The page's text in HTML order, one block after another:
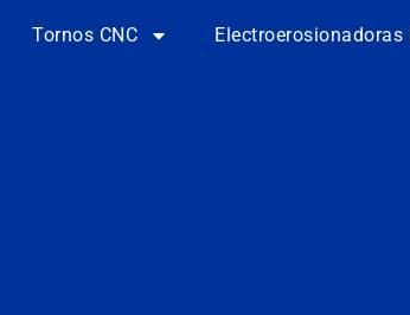
Tornos CNC Electroerosionadoras